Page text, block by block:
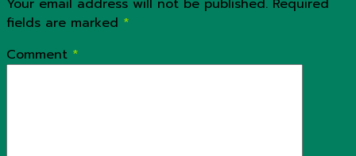
fields are marked *
Comment *